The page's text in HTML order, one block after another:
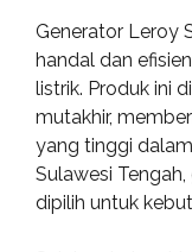
Generator Leroy
handal dan
listrik. Produk ini
mutakhir,
yang tinggi
Sulawesi
dipilih untuk